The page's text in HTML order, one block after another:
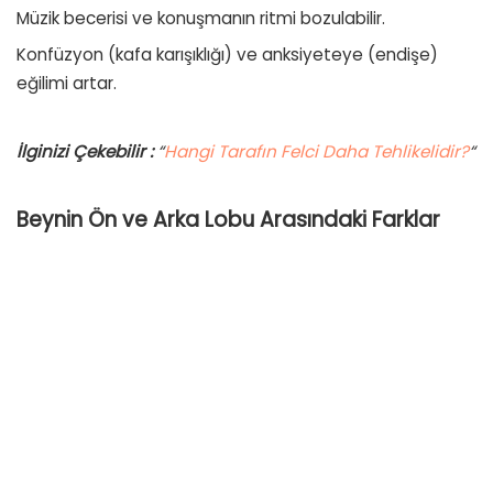
Müzik becerisi ve konuşmanın ritmi bozulabilir.
Konfüzyon (kafa karışıklığı) ve anksiyeteye (endişe)
eğilimi artar.
İlginizi Çekebilir :“Hangi Tarafın Felci Daha Tehlikelidir?“
Beynin Ön ve Arka Lobu Arasındaki Farklar